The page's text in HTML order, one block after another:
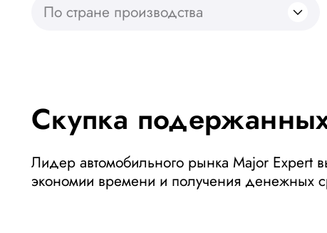
По стране производства
Скупка
Лидер автомобильного рынка Major Expert
экономии времени и получения денежных